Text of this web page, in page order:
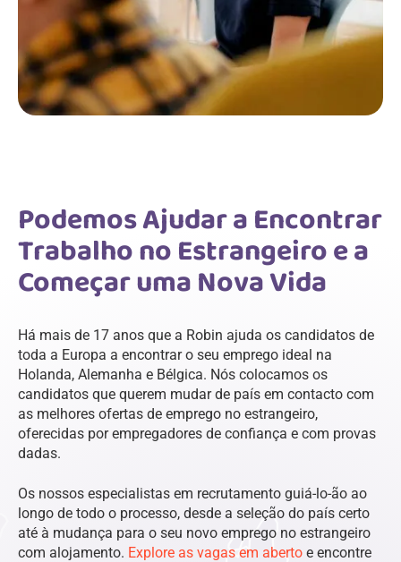
Podemos Ajudar a Encontrar
Trabalho no Estrangeiro e a
Começar uma Nova Vida
Há mais de 17 anos que a Robin ajuda os candidatos de
toda a Europa a encontrar o seu emprego ideal na
Holanda, Alemanha e Bélgica. Nós colocamos os
candidatos que querem mudar de país em contacto com
as melhores ofertas de emprego no estrangeiro,
oferecidas por empregadores de confiança e com provas
dadas.
Os nossos especialistas em recrutamento guiá-lo-ão ao
longo de todo o processo, desde a seleção do país certo
até à mudança para o seu novo emprego no estrangeiro
com alojamento. Explore as vagas em aberto e encontre